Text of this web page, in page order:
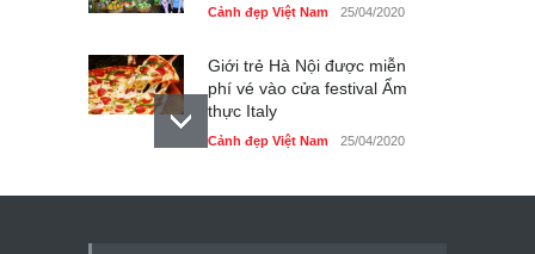
Cảnh đẹp Việt Nam 25/04/2020
Giới trẻ Hà Nội được miễn
phí vé vào cửa festival Ẩm
thực Italy
Cảnh đẹp Việt Nam 25/04/2020
Tam giác mạch khoe sắc